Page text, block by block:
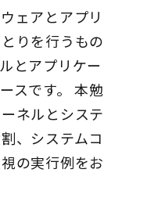
ェアとアプリ
りを行うもの
とアプリケー
スです。 本勉
ネルとシステ
、システムコ
の実行例をお